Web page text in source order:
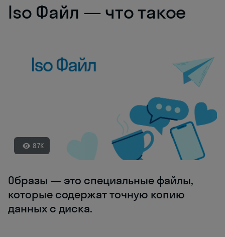
Iso Файл — что такое
8.7K
Образы — это специальные файлы,
которые содержат точную копию
данных с диска.